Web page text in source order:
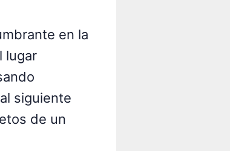
en la
lugar
siguiente
de un